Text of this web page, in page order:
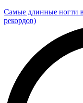
Самые длинные ногти
рекордов)